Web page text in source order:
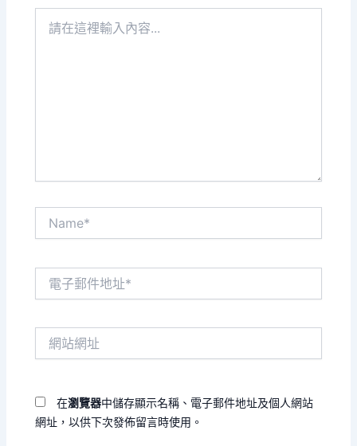
在瀏覽器中儲存顯示名稱、電子郵件地址及個人網站
網址，以供下次發佈留言時使用。